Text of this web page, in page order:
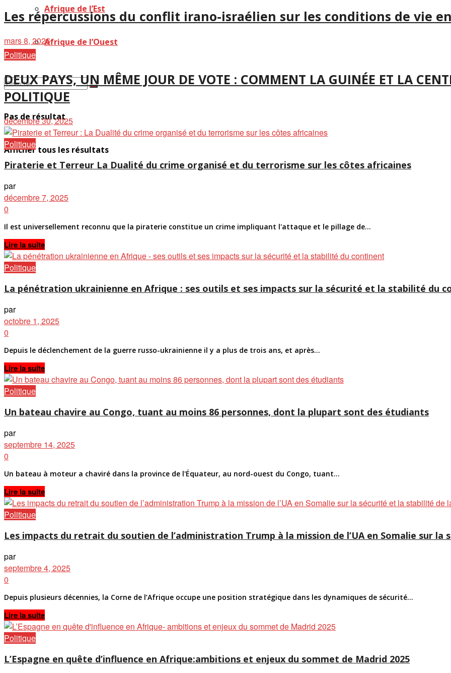
Afrique de l’Est
Afrique de l’Ouest
Pas de résultat
Afficher tous les résultats
Les répercussions du conflit irano-israélien sur les conditions de vie
mars 8, 2026
Politique
DEUX PAYS, UN MÊME JOUR DE VOTE : COMMENT LA GUINÉE ET LA
POLITIQUE
décembre 30, 2025
Politique
Piraterie et Terreur La Dualité du crime organisé et du terrorisme sur les côtes africaines
par
décembre 7, 2025
0
Il est universellement reconnu que la piraterie constitue un crime impliquant l'attaque et le pillage de...
Lire la suiteDetails
Politique
La pénétration ukrainienne en Afrique : ses outils et ses impacts sur la sécurité et la stabilité du
par
octobre 1, 2025
0
Depuis le déclenchement de la guerre russo-ukrainienne il y a plus de trois ans, et après...
Lire la suiteDetails
Politique
Un bateau chavire au Congo, tuant au moins 86 personnes, dont la plupart sont des étudiants
par
septembre 14, 2025
0
Un bateau à moteur a chaviré dans la province de l'Équateur, au nord-ouest du Congo, tuant...
Lire la suiteDetails
Politique
Les impacts du retrait du soutien de l’administration Trump à la mission de l’UA en Somalie sur
par
septembre 4, 2025
0
Depuis plusieurs décennies, la Corne de l’Afrique occupe une position stratégique dans les dynamiques de sécurité...
Lire la suiteDetails
Politique
L’Espagne en quête d’influence en Afrique:ambitions et enjeux du sommet de Madrid 2025